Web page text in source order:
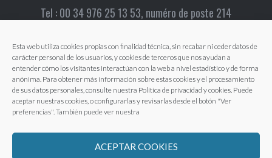
Esta web utiliza cookies propias con finalidad técnica, sin recabar ni ceder datos de
carácter personal de los usuarios, y cookies de terceros que nos ayudan a
entender cómo los visitantes interactúan con la web a nivel estadístico y de forma
anónima. Para obtener más información sobre estas cookies y el procesamiento
de sus datos personales, consulte nuestra Política de privacidad y cookies. Puede
aceptar nuestras cookies, o configurarlas y revisarlas desde el botón "Ver
preferencias". También puede ver nuestra
ACEPTAR COOKIES
Tel : 00 34 976 25 13 53, numéro de poste 214